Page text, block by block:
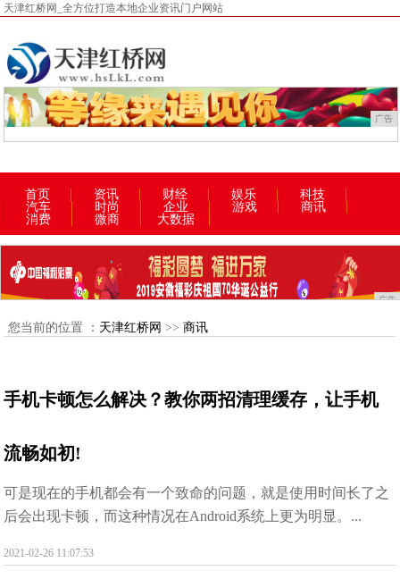
天津红桥网_全方位打造本地企业资讯门户网站
广告
首页 资讯 财经 娱乐
科技
汽车
时尚 企业 游戏
商讯
消费
微商 大数据
广告
您当前的位置 ： 天津红桥网 >> 商讯
手机卡顿怎么解决？教你两招清理缓存，让手机
流畅如初!
可是现在的手机都会有一个致命的问题，就是使用时间长了之
后会出现卡顿，而这种情况在Android系统上更为明显。...
2021-02-26 11:07:53